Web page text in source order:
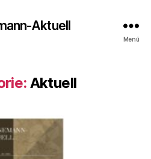
Aktuell
Menü
Aktuell